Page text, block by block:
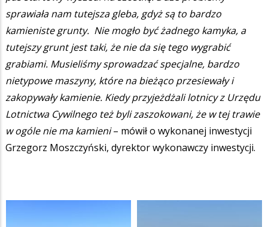
sprawiała nam tutejsza gleba, gdyż są to bardzo
kamieniste grunty. Nie mogło być żadnego kamyka, a
tutejszy grunt jest taki, że nie da się tego wygrabić
grabiami. Musieliśmy sprowadzać specjalne, bardzo
nietypowe maszyny, które na bieżąco przesiewały i
zakopywały kamienie. Kiedy przyjeżdżali lotnicy z Urzędu
Lotnictwa Cywilnego też byli zaszokowani, że w tej trawie
w ogóle nie ma kamieni– mówił o wykonanej inwestycji
Grzegorz Moszczyński, dyrektor wykonawczy inwestycji.